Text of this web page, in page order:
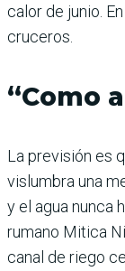
calor de junio.
cruceros.
“Como
La previsión es
vislumbra una
y el agua nunca
rumano Mitica
canal de riego